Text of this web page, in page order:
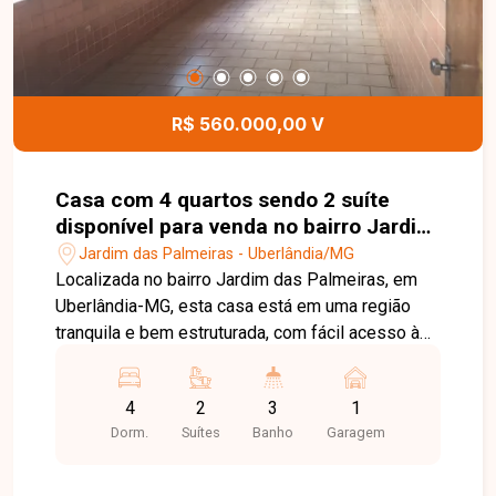
excelente oportunidade para morar em um
apartamento novo, em uma das melhores regiões
de Uberlândia. Entre em contato e agende sua
R$ 560.000,00 V
Casa com 4 quartos sendo 2 suíte
disponível para venda no bairro Jardim
das Palmeiras em Uberlândia-MG
Jardim das Palmeiras - Uberlândia/MG
Localizada no bairro Jardim das Palmeiras, em
Uberlândia-MG, esta casa está em uma região
tranquila e bem estruturada, com fácil acesso às
supermercados, escolas, farmácias, comércios e
diversos serviços, proporcionando praticidade e
qualidade de vida para toda a família. O imóvel
4
Dorm.
2
Suítes
3
Banho
1
Garagem